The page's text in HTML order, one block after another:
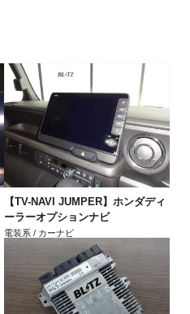
【TV-NAVI JUMPER】ホンダディ
ーラーオプションナビ
電装系 / カーナビ